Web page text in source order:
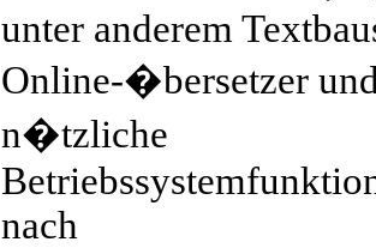
unter anderem
Online-�bersetzer
n�tzliche
nach